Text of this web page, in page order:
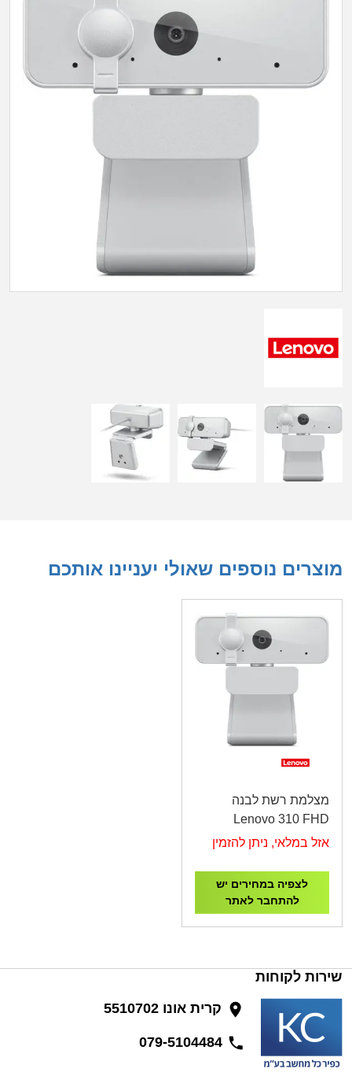
מוצרים נוספים שאולי יעניינו אותכם
מצלמת רשת לבנה
Lenovo 310 FHD
Webcam White -
אזל במלאי, ניתן להזמין
לצפיה במחירים יש
להתחבר לאתר
שירות לקוחות
קרית אונו 5510702